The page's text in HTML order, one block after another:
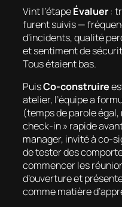
Vint l’étapeÉvaluer:
furent suivis —
d’incidents, qualité
et sentiment de
Tous étaient bas.
PuisCo-construire
atelier, l’équipe a
(temps de parole égal,
check-in » rapide
manager, invité à co-
de tester des
commencer les
d’ouverture et
comme matière